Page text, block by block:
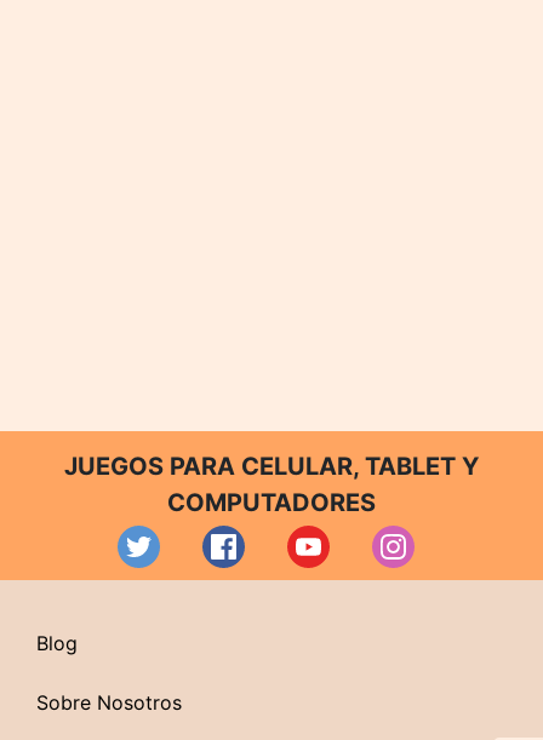
JUEGOS PARA CELULAR, TABLET Y
COMPUTADORES
Blog
Sobre Nosotros